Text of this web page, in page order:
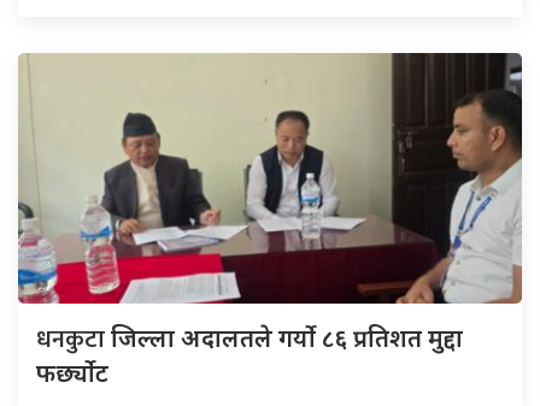
धनकुटाजिल्ला अदालतले गर्यो ८६ प्रतिशत मुद्दा
फर्छ्योट